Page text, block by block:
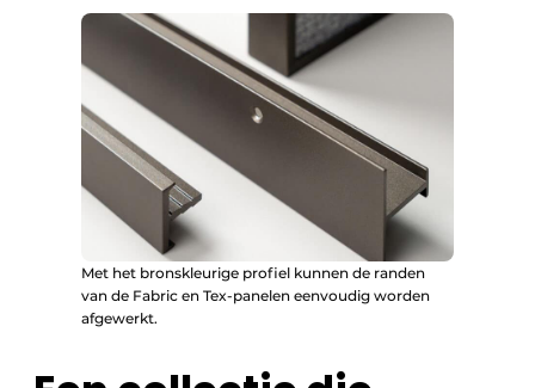
Met het bronskleurige profiel kunnen de randen
van de Fabric en Tex-panelen eenvoudig worden
afgewerkt.